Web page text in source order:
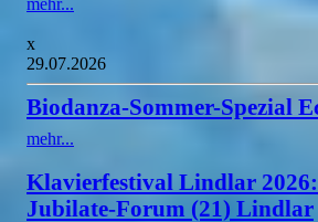
x
29.07.2026
Biodanza-Sommer-Spezial
mehr...
Klavierfestival Lindlar
Jubilate-Forum (21) Lindlar